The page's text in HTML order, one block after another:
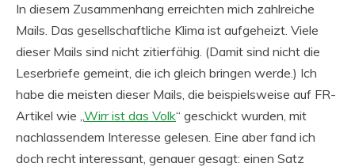
In diesem Zusammenhang erreichten mich zahlreiche
Mails. Das gesellschaftliche Klima ist aufgeheizt. Viele
dieser Mails sind nicht zitierfähig. (Damit sind nicht die
Leserbriefe gemeint, die ich gleich bringen werde.) Ich
habe die meisten dieser Mails, die beispielsweise auf FR-
Artikel wie „Wirr ist das Volk“ geschickt wurden, mit
nachlassendem Interesse gelesen. Eine aber fand ich
doch recht interessant, genauer gesagt: einen Satz